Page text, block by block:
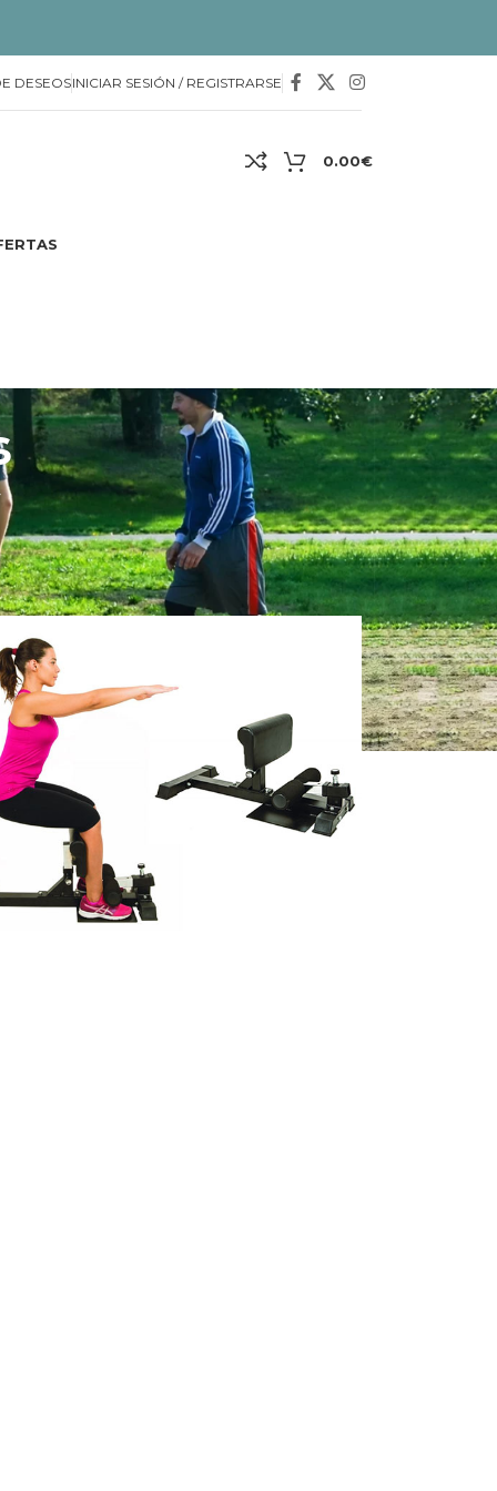
DESEOSINICIAR SESIÓN / REGISTRARSE
0.00€